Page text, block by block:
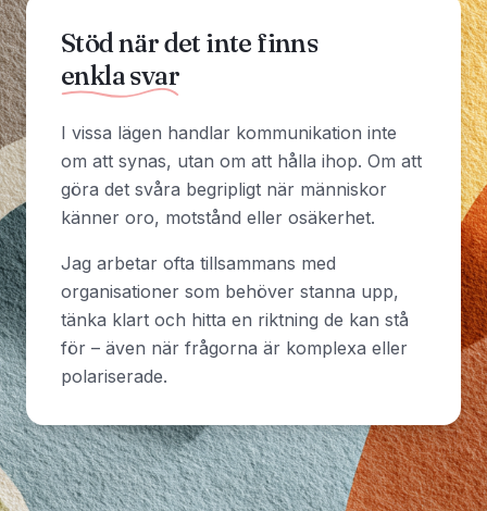
Stöd när det inte finns
enkla svar
I vissa lägen handlar kommunikation inte
om att synas, utan om att hålla ihop. Om att
göra det svåra begripligt när människor
känner oro, motstånd eller osäkerhet.
Jag arbetar ofta tillsammans med
organisationer som behöver stanna upp,
tänka klart och hitta en riktning de kan stå
för – även när frågorna är komplexa eller
polariserade.